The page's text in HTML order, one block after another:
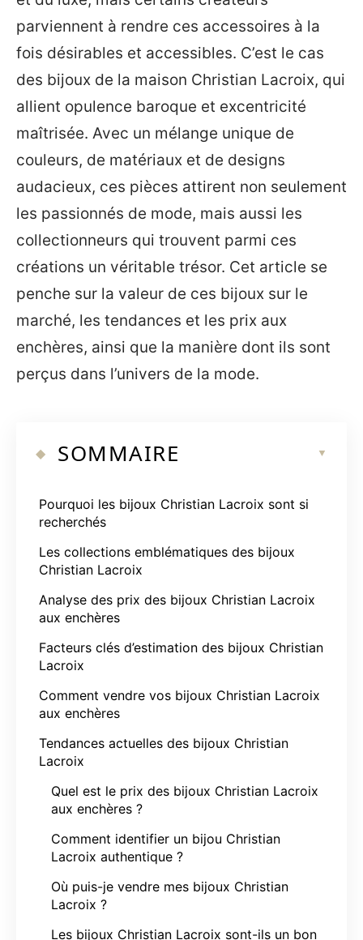
parviennent à rendre ces accessoires à la
fois désirables et accessibles. C’est le cas
des bijoux de la maison Christian Lacroix, qui
allient opulence baroque et excentricité
maîtrisée. Avec un mélange unique de
couleurs, de matériaux et de designs
audacieux, ces pièces attirent non seulement
les passionnés de mode, mais aussi les
collectionneurs qui trouvent parmi ces
créations un véritable trésor. Cet article se
penche sur la valeur de ces bijoux sur le
marché, les tendances et les prix aux
enchères, ainsi que la manière dont ils sont
perçus dans l’univers de la mode.
SOMMAIRE
Pourquoi les bijoux Christian Lacroix sont si
recherchés
Les collections emblématiques des bijoux
Christian Lacroix
Analyse des prix des bijoux Christian Lacroix
aux enchères
Facteurs clés d’estimation des bijoux Christian
Lacroix
Comment vendre vos bijoux Christian Lacroix
aux enchères
Tendances actuelles des bijoux Christian
Lacroix
Quel est le prix des bijoux Christian Lacroix
aux enchères ?
Comment identifier un bijou Christian
Lacroix authentique ?
Où puis-je vendre mes bijoux Christian
Lacroix ?
Les bijoux Christian Lacroix sont-ils un bon